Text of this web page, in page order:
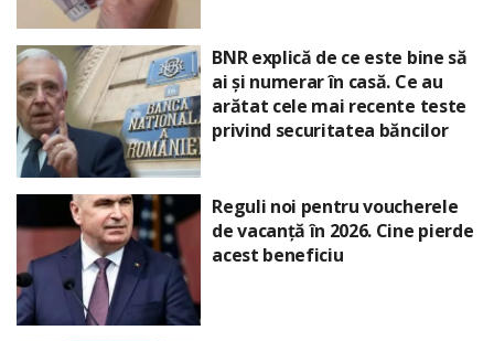
BNR explică de ce este bine să
ai și numerar în casă. Ce au
arătat cele mai recente teste
privind securitatea băncilor
Reguli noi pentru voucherele
de vacanță în 2026. Cine pierde
acest beneficiu